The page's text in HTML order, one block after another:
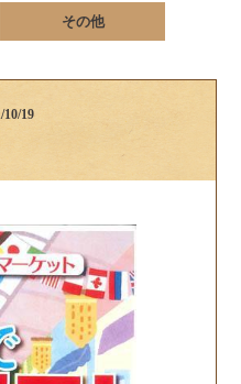
その他
10/19